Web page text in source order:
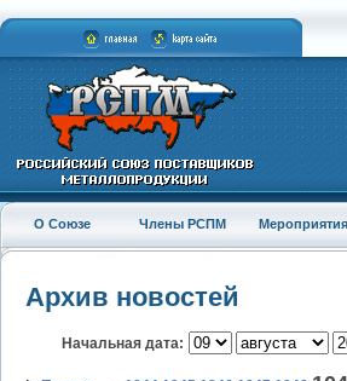
О Союзе Члены РСПМ Мероприятия
Архив новостей
Начальная дата: